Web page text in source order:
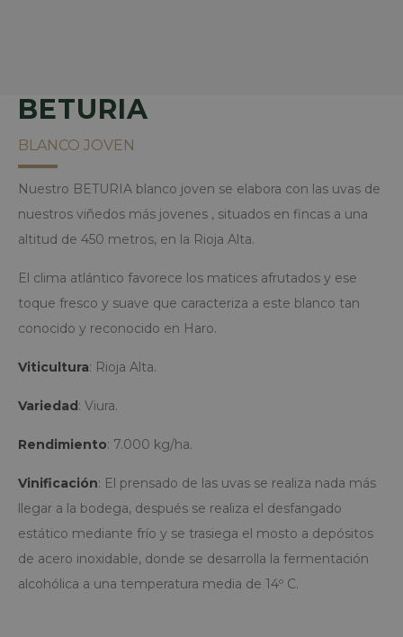
BETURIA
BLANCO JOVEN
Nuestro BETURIA blanco joven se elabora con las uvas de
nuestros viñedos más jovenes , situados en fincas a una
altitud de 450 metros, en la Rioja Alta.
El clima atlántico favorece los matices afrutados y ese
toque fresco y suave que caracteriza a este blanco tan
conocido y reconocido en Haro.
Viticultura: Rioja Alta.
Variedad : Viura.
Rendimiento: 7.000 kg/ha.
Vinificación: El prensado de las uvas se realiza nada más
llegar a la bodega, después se realiza el desfangado
estático mediante frío y se trasiega el mosto a depósitos
de acero inoxidable, donde se desarrolla la fermentación
alcohólica a una temperatura media de 14º C.